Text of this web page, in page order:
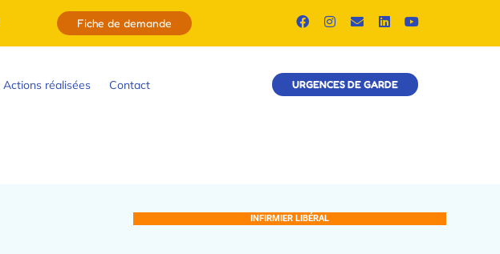
Fiche de demande
Actions réalisées Contact URGENCES DE GARDE
INFIRMIER LIBÉRAL